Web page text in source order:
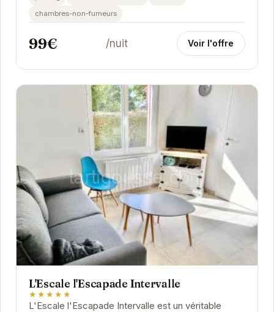
chambres-non-fumeurs
99€ /nuit Voir l'offre
L'Escale l'Escapade Intervalle
★★★★★
L'Escale l'Escapade Intervalle est un véritable